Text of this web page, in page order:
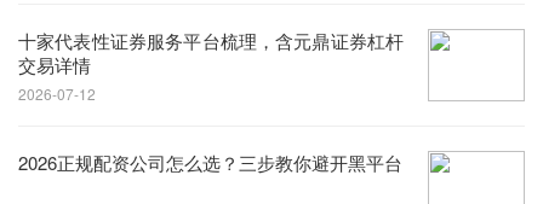
十家代表性证券服务平台梳理，含元鼎证券杠杆
交易详情
2026-07-12
2026正规配资公司怎么选？三步教你避开黑平台